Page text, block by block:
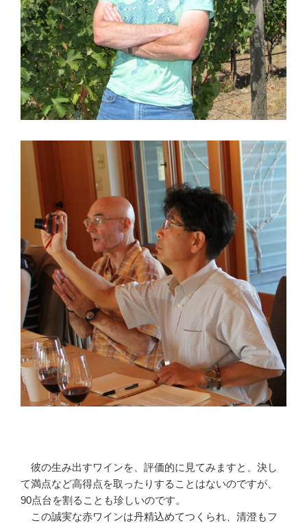
彼の生み出すワインを、評価的に見てみますと、決し
て満点など高得点を取ったりすることはないのですが、
90点台を割ることも珍しいのです。
この誠実な赤ワインは丹精込めてつくられ、清澄もフ